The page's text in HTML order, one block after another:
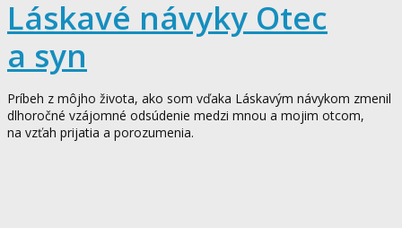
Láskavé návyky Otec
a syn
Príbeh z môjho života, ako som vďaka Láskavým návykom zmenil
dlhoročné vzájomné odsúdenie medzi mnou a mojim otcom,
na vzťah prijatia a porozumenia.